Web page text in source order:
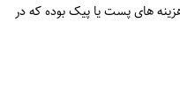
های پست یا پیک بوده که در